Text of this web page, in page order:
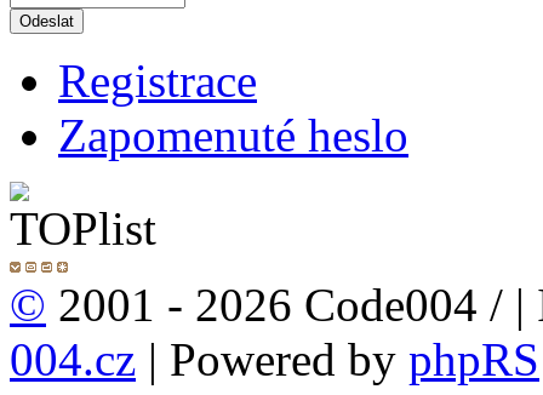
Registrace
Zapomenuté heslo
© 2001 - 2026 Code004 / |
004.cz | Powered by phpRS